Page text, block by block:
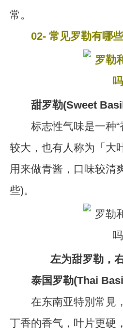
常。
02- 常见罗勒有哪
甜罗勒(Sweet
标志性气味是一种“
较大，也有人称为「大
用来做青酱，口味较清
些)。
左为甜罗勒，
泰国罗勒(Thai
在东南亚特別常見，
丁香的香气，叶片更硬